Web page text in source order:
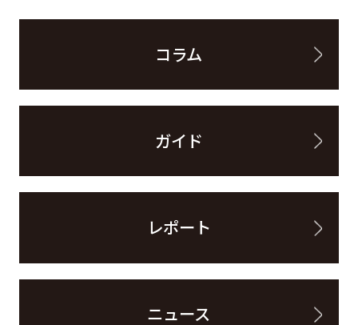
コラム
ガイド
レポート
ニュース